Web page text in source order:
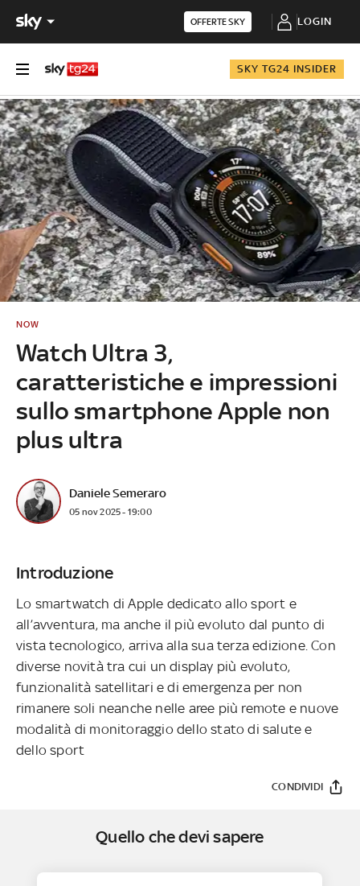
OFFERTE SKY LOGIN
SKY TG24 INSIDER
Watch Ultra 3,
caratteristiche e impressioni
sullo smartphone Apple non
plus ultra
NOW
Daniele Semeraro
05 nov 2025 - 19:00
Introduzione
Lo smartwatch di Apple dedicato allo sport e
all’avventura, ma anche il più evoluto dal punto di
vista tecnologico, arriva alla sua terza edizione. Con
diverse novità tra cui un display più evoluto,
funzionalità satellitari e di emergenza per non
rimanere soli neanche nelle aree più remote e nuove
modalità di monitoraggio dello stato di salute e
dello sport
CONDIVIDI
Quello che devi sapere